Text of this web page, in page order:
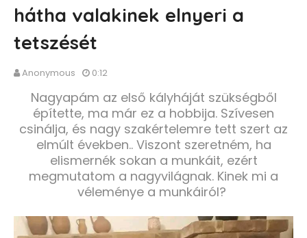
hátha valakinek elnyeri a
tetszését
Anonymous 0:12
Nagyapám az első kályháját szükségből
építette, ma már ez a hobbija. Szívesen
csinálja, és nagy szakértelemre tett szert az
elmúlt években.. Viszont szeretném, ha
elismernék sokan a munkáit, ezért
megmutatom a nagyvilágnak. Kinek mi a
véleménye a munkáiról?